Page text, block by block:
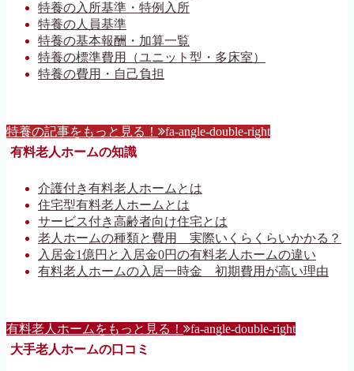
特養の入所基準・特例入所
特養の人員基準
特養の基本報酬・加算一覧
特養の標準費用（ユニット型・多床室）
特養の費用・自己負担
特養の記事をもっと見る！ fa-angle-double-right
有料老人ホームの知識
介護付き有料老人ホームとは
住宅型有料老人ホームとは
サービス付き高齢者向け住宅とは
老人ホームの種類と費用 実際いくらくらいかかる？
入居金1億円と入居金0円の有料老人ホームの違い
有料老人ホームの入居一時金 初期費用が高い理由
有料老人ホームをもっと見る！ fa-angle-double-right
大手老人ホームの口コミ